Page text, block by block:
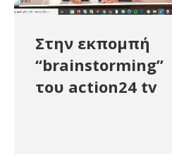
Στην εκπομπή
“brainstorming”
του action24 tv